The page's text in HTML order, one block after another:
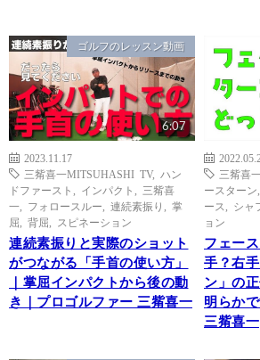
ゴルフのレッスン動画
6:07
2023.11.17
三觜喜一MITSUHASHI TV, ハン
ドファースト
インパクト
三觜喜
一
フォロースルー 連続素振り
掌
屈
背屈 スピネーション
連続素振りと実際のショット
がつながる「手首の使い方」
｜掌屈インパクトから後の動
き｜プロゴルファー 三觜喜一
三觜喜
ースターン
ース
シャ
ョン
フェー
手？右
ン」の
明らか
三觜喜一